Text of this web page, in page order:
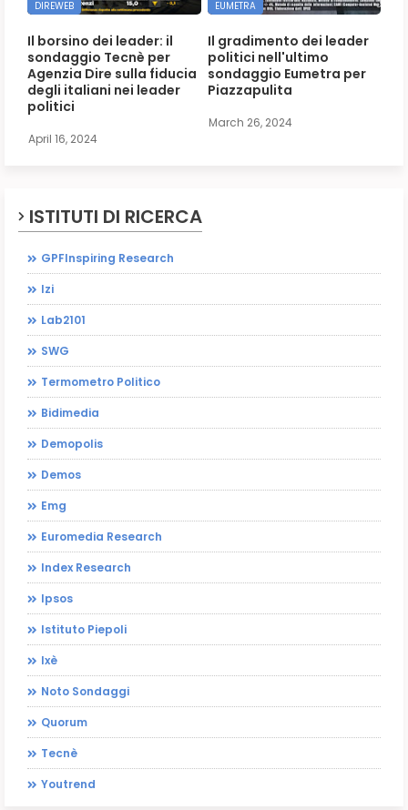
DIREWEB
Il borsino dei leader: il
sondaggio Tecnè per
Agenzia Dire sulla fiducia
degli italiani nei leader
politici
April 16, 2024
EUMETRA
Il gradimento dei leader
politici nell'ultimo
sondaggio Eumetra per
Piazzapulita
March 26, 2024
ISTITUTI DI RICERCA
GPFInspiring Research
Izi
Lab2101
SWG
Termometro Politico
Bidimedia
Demopolis
Demos
Emg
Euromedia Research
Index Research
Ipsos
Istituto Piepoli
Ixè
Noto Sondaggi
Quorum
Tecnè
Youtrend